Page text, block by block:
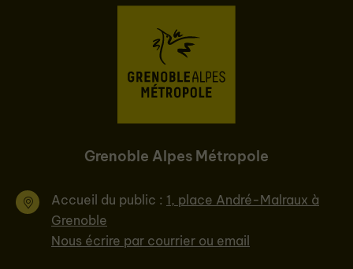
Grenoble Alpes Métropole
Accueil du public : 1, place André-Malraux à
Grenoble
Nous écrire par courrier ou email